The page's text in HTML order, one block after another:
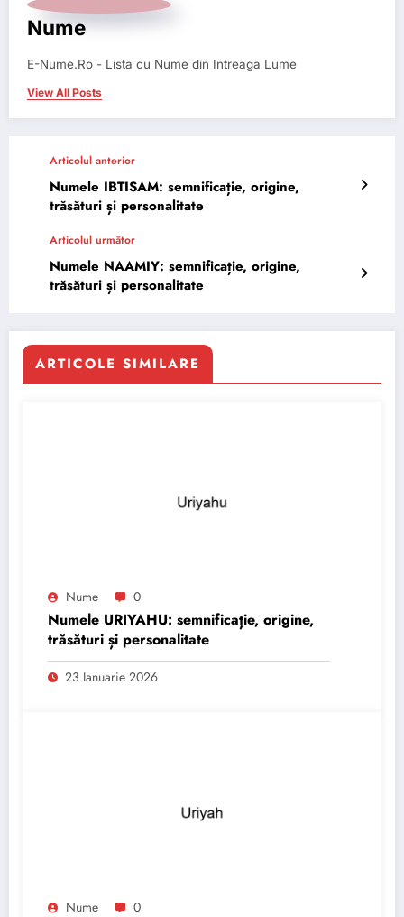
Nume
E-Nume.Ro - Lista cu Nume din Intreaga Lume
View All Posts
Articolul anterior
Numele IBTISAM: semnificație, origine,
trăsături și personalitate
Articolul următor
Numele NAAMIY: semnificație, origine,
trăsături și personalitate
ARTICOLE SIMILARE
Nume 0
Numele URIYAHU: semnificație, origine,
trăsături și personalitate
23 Ianuarie 2026
Nume 0